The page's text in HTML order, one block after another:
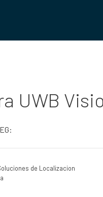
UWB
de Localizacion